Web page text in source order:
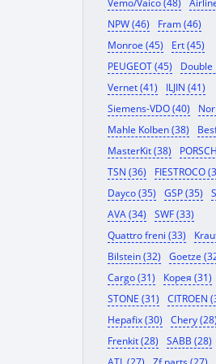
Vemo/Vaico (48)
NPW (46)
Fram (46)
Monroe (45)
Ert (45)
PEUGEOT (45)
Double
Vernet (41)
ILJIN (41)
Siemens-VDO (40)
Mahle Kolben (38)
MasterKit (38)
TSN (36)
FIESTROCO
Dayco (35)
GSP (35)
AVA (34)
SWF (33)
Quattro freni (33)
Bilstein (32)
Goetze
Cargo (31)
Корея (31)
STONE (31)
CITROEN
Hepafix (30)
Chery (28)
Frenkit (28)
SABB (28)